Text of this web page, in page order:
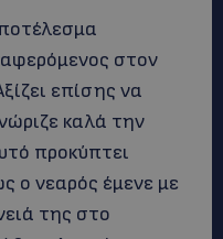
στον
επίσης να
καλά την
προκύπτει
ο νεαρός έμενε με
της στο